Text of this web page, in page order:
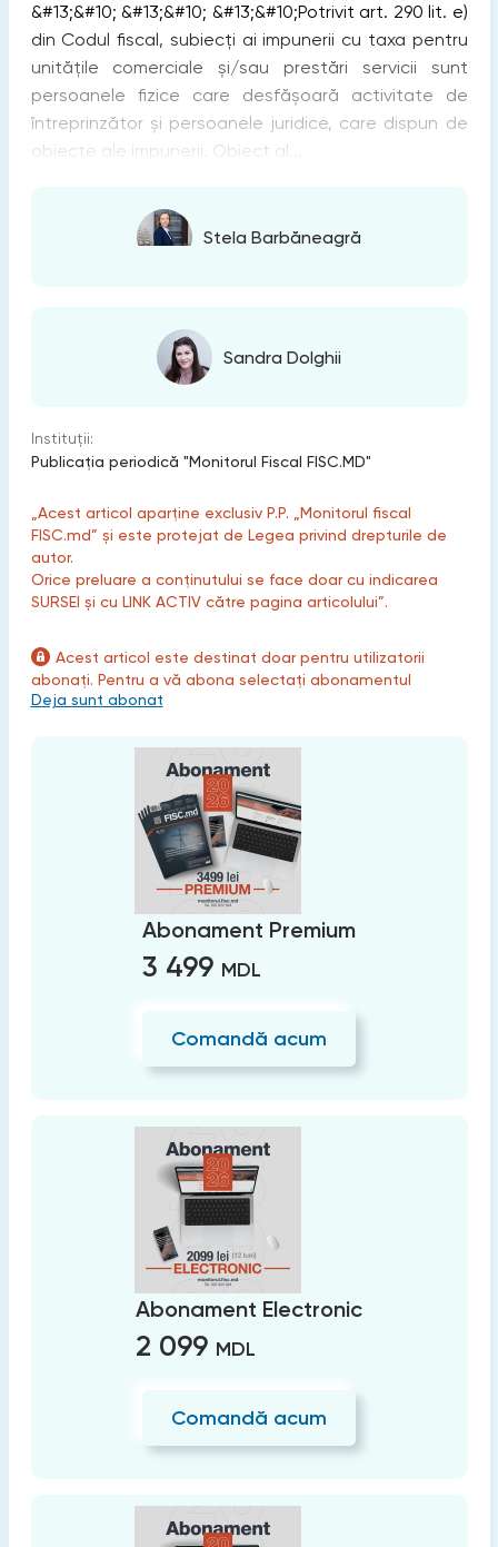
&#13;&#10; &#13;&#10; &#13;&#10;Potrivit art. 290 lit. e)
din Codul fiscal, subiecți ai impunerii cu taxa pentru
unitățile comerciale și/sau prestări servicii sunt
persoanele fizice care desfășoară activitate de
întreprinzător și persoanele juridice, care dispun de
obiecte ale impunerii. Obiect al...
Stela Barbăneagră
Sandra Dolghii
Instituții:
Publicaţia periodică "Monitorul Fiscal FISC.MD"
„Acest articol aparține exclusiv P.P. „Monitorul fiscal
FISC.md” și este protejat de Legea privind drepturile de
autor.
Orice preluare a conținutului se face doar cu indicarea
SURSEI și cu LINK ACTIV către pagina articolului”.
Acest articol este destinat doar pentru utilizatorii
abonați. Pentru a vă abona selectați abonamentul
Deja sunt abonat
Abonament Premium
3 499 MDL
Comandă acum
Abonament Electronic
2 099 MDL
Comandă acum